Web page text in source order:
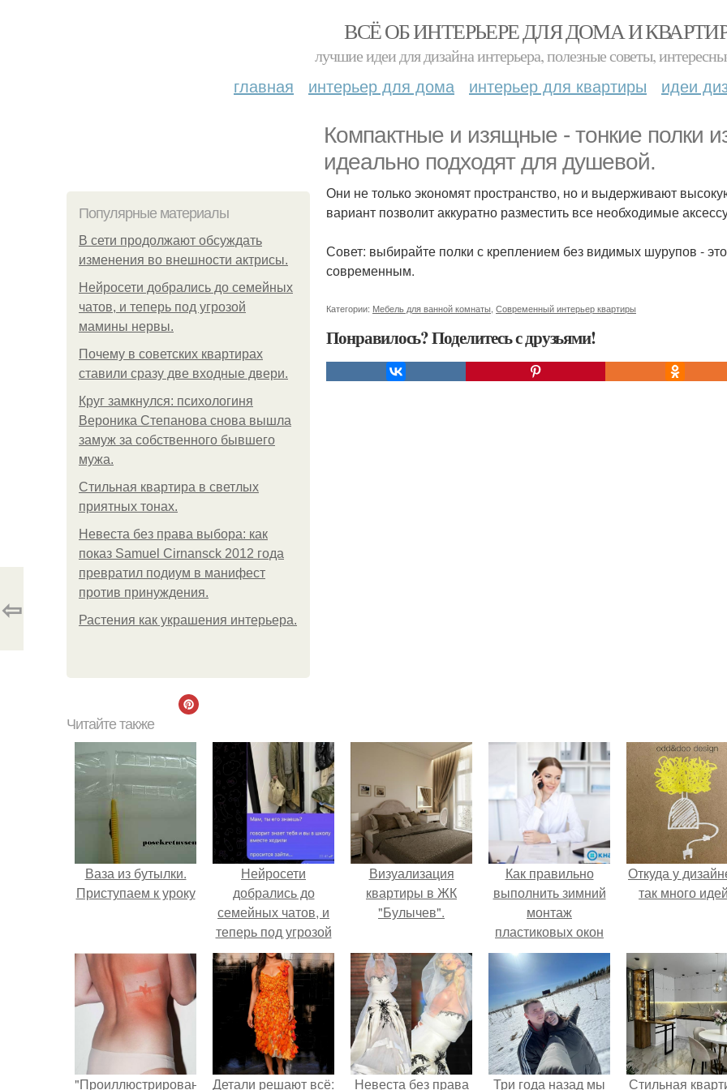
ВСЁ ОБ ИНТЕРЬЕРЕ ДЛЯ ДОМА И
лучшие идеи для дизайна интерьера, полезные советы,
главная интерьер для дома интерьер для квартиры идеи
Компактные и изящные - тонкие полки
идеально подходят для душевой.
Популярные материалы
В сети продолжают обсуждать
изменения во внешности актрисы.
Нейросети добрались до семейных
чатов, и теперь под угрозой
мамины нервы.
Почему в советских квартирах
ставили сразу две входные двери.
Круг замкнулся: психологиня
Вероника Степанова снова вышла
замуж за собственного бывшего
мужа.
Стильная квартира в светлых
приятных тонах.
Невеста без права выбора: как
показ Samuel Cirnansck 2012 года
превратил подиум в манифест
против принуждения.
Растения как украшения интерьера.
Они не только экономят пространство, но и выдерживают
вариант позволит аккуратно разместить все необходимые
Совет: выбирайте полки с креплением без видимых шурупов -
современным.
Категории: Мебель для ванной комнаты Современный интерьер квартиры
Понравилось? Поделитесь с друзьями!
⇦
Читайте также
Ваза из бутылки.
Приступаем к уроку
Нейросети
добрались до
семейных чатов, и
теперь под угрозой
мамины нервы.
Визуализация
квартиры в ЖК
"Булычев".
Как правильно
выполнить зимний
монтаж
пластиковых окон
по ГОСТу
Откуда у
так много
"ПроиллюстрированныеДетали решают всё: Невеста без права Три года назад мы Стильная